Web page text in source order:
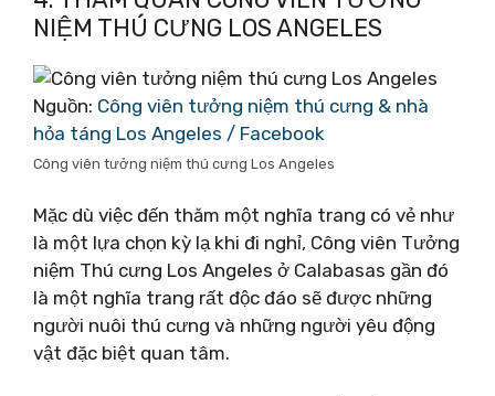
NIỆM THÚ CƯNG LOS ANGELES
Nguồn: Công viên tưởng niệm thú cưng & nhà
hỏa táng Los Angeles / Facebook
Công viên tưởng niệm thú cưng Los Angeles
Mặc dù việc đến thăm một nghĩa trang có vẻ như
là một lựa chọn kỳ lạ khi đi nghỉ, Công viên Tưởng
niệm Thú cưng Los Angeles ở Calabasas gần đó
là một nghĩa trang rất độc đáo sẽ được những
người nuôi thú cưng và những người yêu động
vật đặc biệt quan tâm.